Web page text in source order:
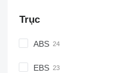
Trục
ABS
EBS